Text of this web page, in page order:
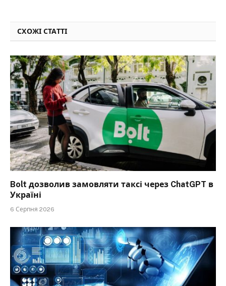
СХОЖІ СТАТТІ
Bolt дозволив замовляти таксі через ChatGPT в
Україні
6 Серпня 2026